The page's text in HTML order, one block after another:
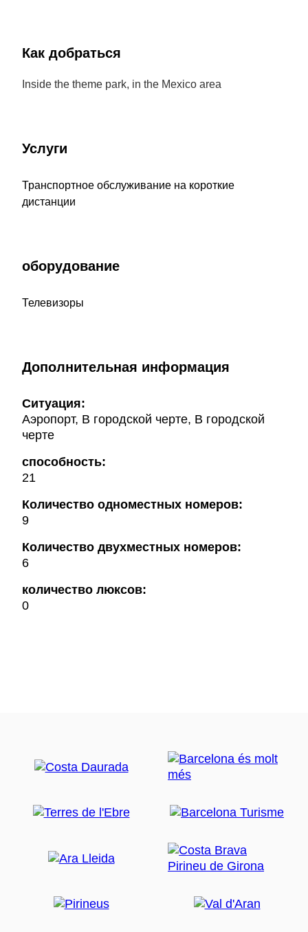
Как добраться
Inside the theme park, in the Mexico area
Услуги
Транспортное обслуживание на короткие
дистанции
оборудование
Телевизоры
Дополнительная информация
Ситуация:
Аэропорт, В городской черте, В городской
черте
способность:
21
Количество одноместных номеров:
9
Количество двухместных номеров:
6
количество люксов:
0